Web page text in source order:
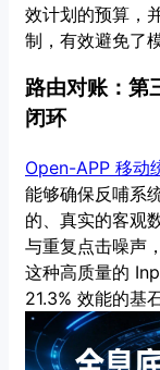
效计划的预算，
制，有效避免了
路由对账：第
闭环
Open-APP 移动
能够确保反哺系
的、真实的客观
与重复点击噪声
这种高质量的
21.3% 效能的基石